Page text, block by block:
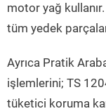
motor yağ
tüm yedek
Ayrıca Pratik
işlemlerini; TS
tüketici koruma